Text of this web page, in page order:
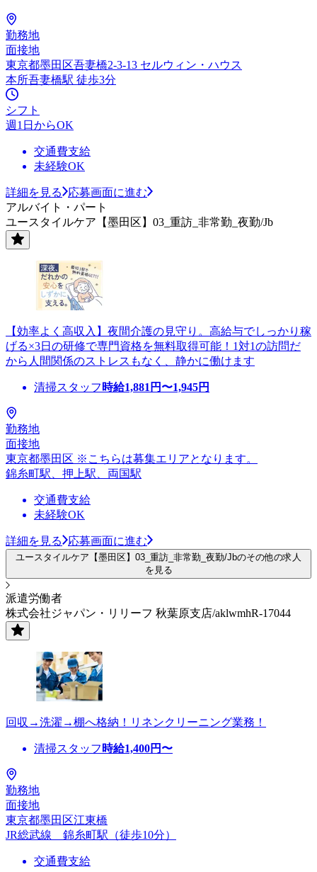
勤務地
面接地
東京都墨田区吾妻橋2-3-13 セルウィン・ハウス
本所吾妻橋駅 徒歩3分
シフト
週1日からOK
交通費支給
未経験OK
詳細を見る
応募画面に進む
アルバイト・パート
ユースタイルケア【墨田区】03_重訪_非常勤_夜勤/Jb
【効率よく高収入】夜間介護の見守り。高給与でしっかり稼
げる×3日の研修で専門資格を無料取得可能！1対1の訪問だ
から人間関係のストレスもなく、静かに働けます
清掃スタッフ 時給1,881 円〜1,945円
勤務地
面接地
東京都墨田区 ※こちらは募集エリアとなります。
錦糸町駅、押上駅、両国駅
交通費支給
未経験OK
詳細を見る 応募画面に進む
ユースタイルケア【墨田区】03_重訪_非常勤_夜勤/Jbのその他の求人
を見る
派遣労働者
株式会社ジャパン・リリーフ 秋葉原支店/aklwmhR-17044
回収→洗濯→棚へ格納！リネンクリーニング業務！
清掃スタッフ 時給1,400円〜
勤務地
面接地
東京都墨田区江東橋
JR総武線 錦糸町駅（徒歩10分）
交通費支給